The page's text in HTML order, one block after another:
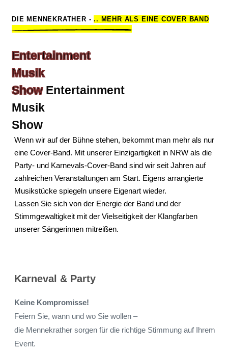
DIE MENNEKRATHER -.. MEHR ALS EINE COVER BAND
Entertainment
Musik
Show Entertainment
Musik
Show
Wenn wir auf der Bühne stehen, bekommt man mehr als nur
eine Cover-Band. Mit unserer Einzigartigkeit in NRW als die
Party- und Karnevals-Cover-Band sind wir seit Jahren auf
zahlreichen Veranstaltungen am Start. Eigens arrangierte
Musikstücke spiegeln unsere Eigenart wieder.
Lassen Sie sich von der Energie der Band und der
Stimmgewaltigkeit mit der Vielseitigkeit der Klangfarben
unserer Sängerinnen mitreißen.
Karneval & Party
Keine Kompromisse!
Feiern Sie, wann und wo Sie wollen –
die Mennekrather sorgen für die richtige Stimmung auf Ihrem
Event.